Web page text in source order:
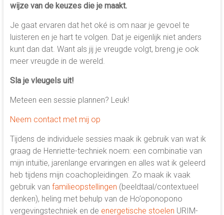
wijze van de keuzes die je maakt.
Je gaat ervaren dat het oké is om naar je gevoel te
luisteren en je hart te volgen. Dat je eigenlijk niet anders
kunt dan dat. Want als jij je vreugde volgt, breng je ook
meer vreugde in de wereld.
Sla je vleugels uit!
Meteen een sessie plannen? Leuk!
Neem contact met mij op
Tijdens de individuele sessies maak ik gebruik van wat ik
graag de Henriette-techniek noem: een combinatie van
mijn intuïtie, jarenlange ervaringen en alles wat ik geleerd
heb tijdens mijn coachopleidingen. Zo maak ik vaak
gebruik van familieopstellingen (beeldtaal/contextueel
denken), heling met behulp van de Ho’oponopono
vergevingstechniek en de energetische stoelen URIM-